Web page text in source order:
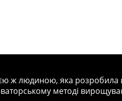
людиною, яка розробила
методі